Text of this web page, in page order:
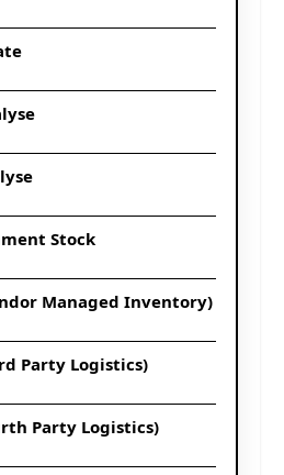
Stock
Managed Inventory)
Party Logistics)
Party Logistics)